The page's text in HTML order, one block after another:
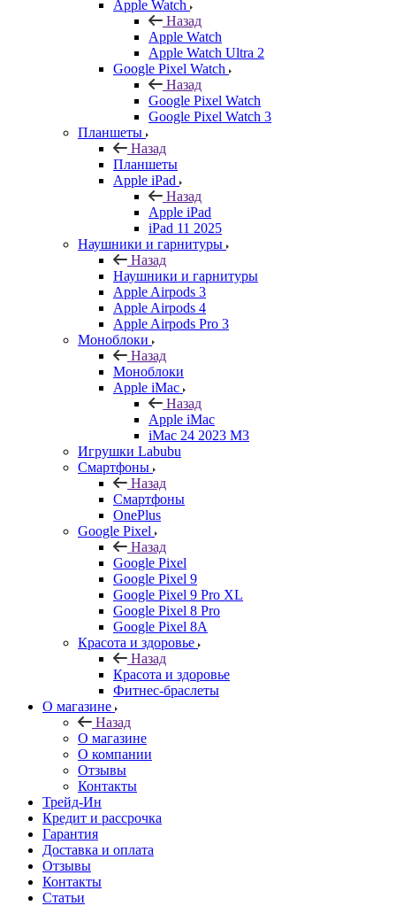
Apple Watch
Назад
Apple Watch
Apple Watch Ultra 2
Google Pixel Watch
Назад
Google Pixel Watch
Google Pixel Watch 3
Планшеты
Назад
Планшеты
Apple iPad
Назад
Apple iPad
iPad 11 2025
Наушники и гарнитуры
Назад
Наушники и гарнитуры
Apple Airpods 3
Apple Airpods 4
Apple Airpods Pro 3
Моноблоки
Назад
Моноблоки
Apple iMac
Назад
Apple iMac
iMac 24 2023 M3
Игрушки Labubu
Смартфоны
Назад
Смартфоны
OnePlus
Google Pixel
Назад
Google Pixel
Google Pixel 9
Google Pixel 9 Pro XL
Google Pixel 8 Pro
Google Pixel 8A
Красота и здоровье
Назад
Красота и здоровье
Фитнес-браслеты
О магазине
Назад
О магазине
О компании
Отзывы
Контакты
Трейд-Ин
Кредит и рассрочка
Гарантия
Доставка и оплата
Отзывы
Контакты
Статьи